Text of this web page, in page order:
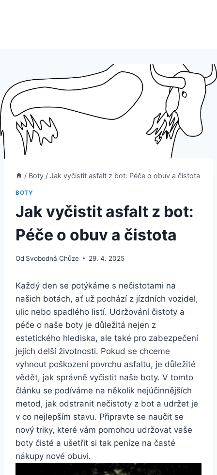
/ Boty / Jak vyčistit asfalt z bot: Péče o obuv a čistota
BOTY
Jak vyčistit asfalt z bot:
Péče o obuv a čistota
Od Svobodná Chůze 29. 4. 2025
Každý ‍den se potýkáme‌ s nečistotami na
našich ‍botách,⁣ ať už⁤ pochází z jízdních ​vozidel,
ulic nebo ⁣spadlého ⁤listí. Udržování čistoty⁢ a
péče o naše boty ‍je ⁢důležitá nejen z
estetického hlediska, ale také pro zabezpečení
jejich delší⁤ životnosti. Pokud se chceme
⁤vyhnout poškození povrchu asfaltu,⁤ je​ důležité
vědět, jak správně⁣ vyčistit naše boty. V tomto
článku se podíváme na několik nejúčinnějších
metod, jak odstranit ⁣nečistoty z bot⁤ a⁢ udržet ​je
v​ co nejlepším stavu. Připravte se naučit se
nový triky, které vám ⁤pomohou ⁤udržovat vaše
‍boty čisté a ušetřit‍ si tak⁣ peníze na časté
nákupy ​nové obuvi.